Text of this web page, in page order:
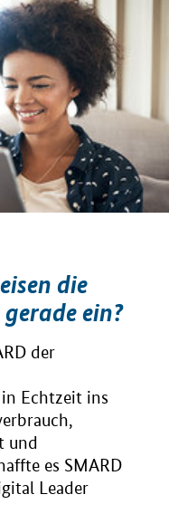
die
ein?
der
Echtzeit ins
und
es SMARD
Leader